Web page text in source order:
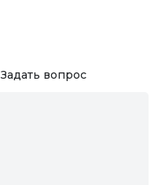
Задать вопрос